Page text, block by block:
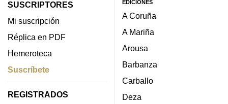
SUSCRIPTORES
Mi suscripción
Réplica en PDF
Hemeroteca
Suscríbete
REGISTRADOS
EDICIONES
A Coruña
A Mariña
Arousa
Barbanza
Carballo
Deza